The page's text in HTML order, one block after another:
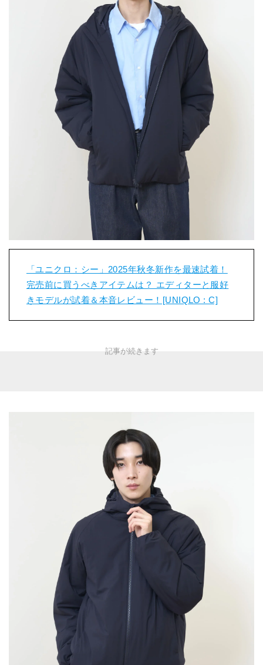
「ユニクロ：シー」2025年秋冬新作を最速試着！
完売前に買うべきアイテムは？ エディターと服好
きモデルが試着＆本音レビュー！[UNIQLO : C]